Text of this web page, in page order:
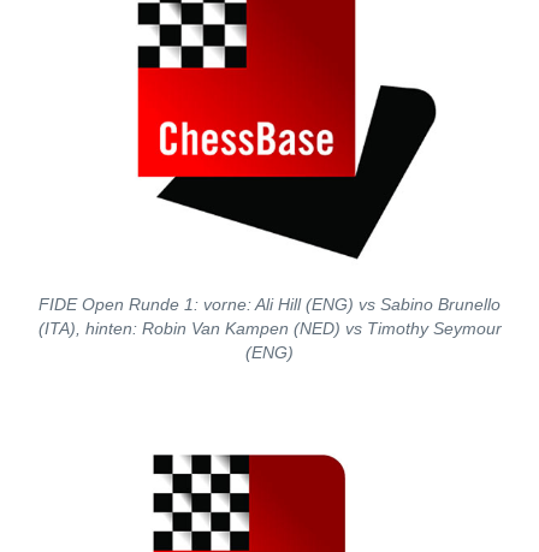
FIDE Open Runde 1: vorne: Ali Hill (ENG) vs Sabino Brunello
(ITA), hinten: Robin Van Kampen (NED) vs Timothy Seymour
(ENG)